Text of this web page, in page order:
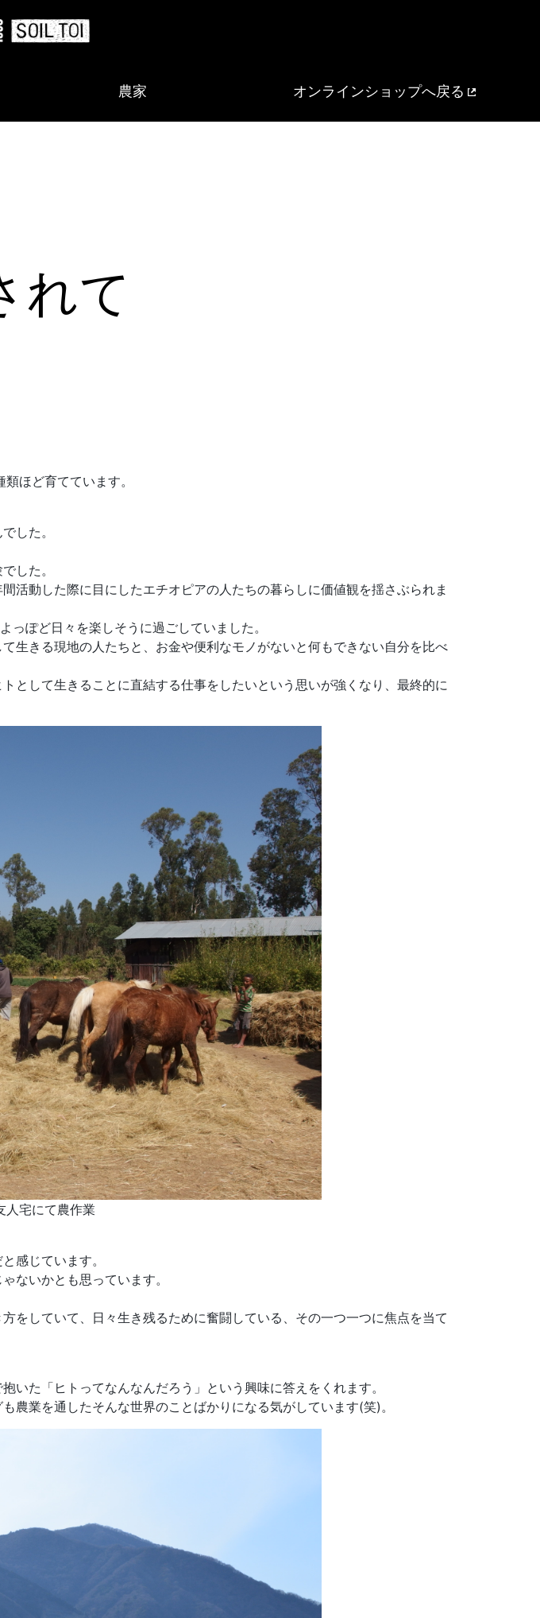
農家 オンラインショップへ戻る
れて
ほど育てています。
した。
した。
活動した際に目にしたエチオピアの人たちの暮らしに価値観を揺さぶられま
っぽど日々を楽しそうに過ごしていました。
生きる現地の人たちと、お金や便利なモノがないと何もできない自分を比べ
として生きることに直結する仕事をしたいという思いが強くなり、最終的に
人宅にて農作業
感じています。
ないかとも思っています。
をしていて、日々生き残るために奮闘している、その一つ一つに焦点を当て
いた「ヒトってなんなんだろう」という興味に答えをくれます。
農業を通したそんな世界のことばかりになる気がしています(笑)。